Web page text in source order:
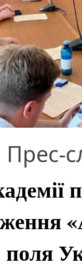
Прес-
поля